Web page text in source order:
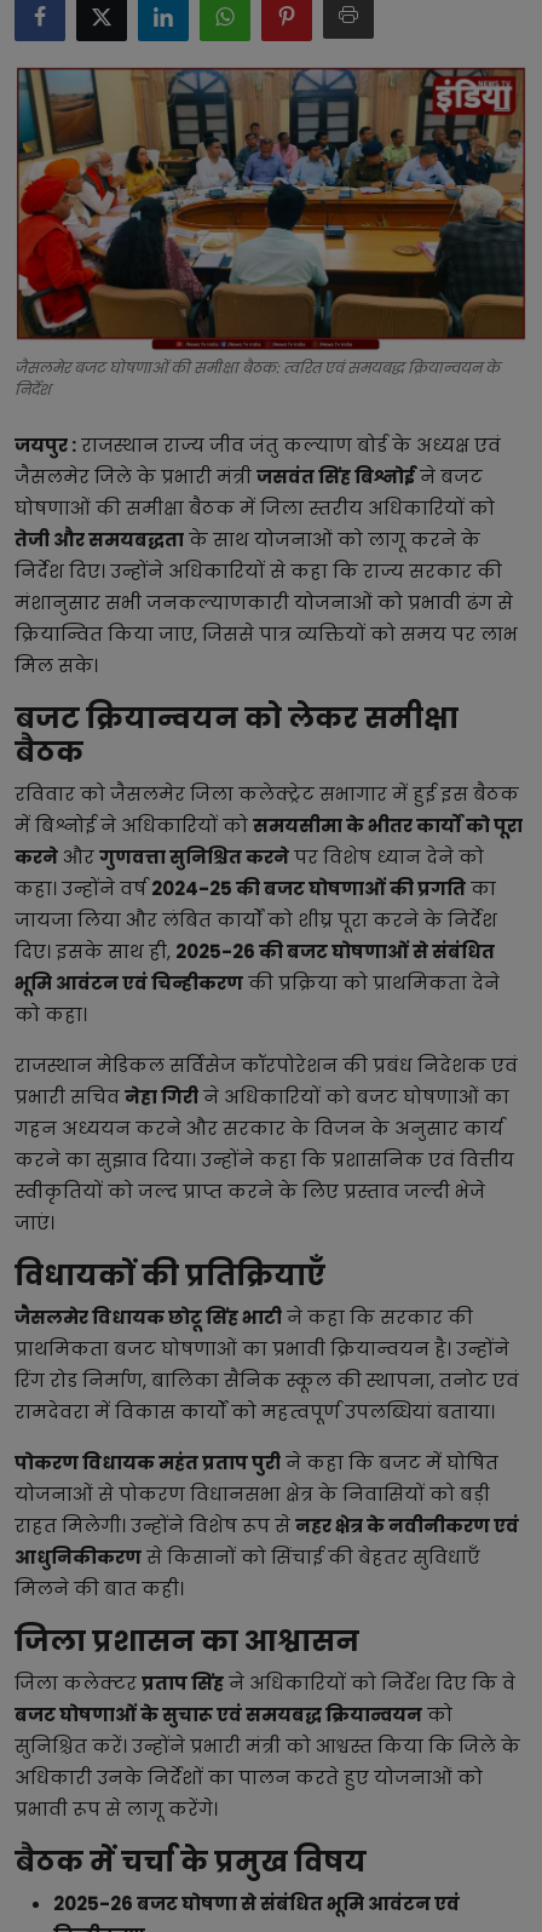
टेक्नोलॉजी
लाइफस्टाइल
बिजनेस
जैसलमेर बजट घोषणाओं की समीक्षा बैठक: त्वरित एवं समयबद्ध क्रियान्वयन के
निर्देश
जयपुर :राजस्थान राज्य जीव जंतु कल्याण बोर्ड के अध्यक्ष एवं
जैसलमेर जिले के प्रभारी मंत्रीजसवंत सिंह बिश्नोईने बजट
घोषणाओं की समीक्षा बैठक में जिला स्तरीय अधिकारियों को
तेजी और समयबद्धताके साथ योजनाओं को लागू करने के
निर्देश दिए। उन्होंने अधिकारियों से कहा कि राज्य सरकार की
मंशानुसार सभी जनकल्याणकारी योजनाओं को प्रभावी ढंग से
क्रियान्वित किया जाए, जिससे पात्र व्यक्तियों को समय पर लाभ
मिल सके।
बजट क्रियान्वयन को लेकर समीक्षा
बैठक
रविवार को जैसलमेर जिला कलेक्ट्रेट सभागार में हुई इस बैठक
में बिश्नोई ने अधिकारियों कोसमयसीमा के भीतर कार्यों को पूरा
करने औरगुणवत्ता सुनिश्चित करनेपर विशेष ध्यान देने को
कहा। उन्होंने वर्ष2024-25 की बजट घोषणाओं की प्रगतिका
जायजा लिया और लंबित कार्यों को शीघ्र पूरा करने के निर्देश
दिए। इसके साथ ही, 2025-26 की बजट घोषणाओं से संबंधित
भूमि आवंटन एवं चिन्हीकरणकी प्रक्रिया को प्राथमिकता देने
को कहा।
राजस्थान मेडिकल सर्विसेज कॉरपोरेशन की प्रबंध निदेशक एवं
प्रभारी सचिवनेहा गिरीने अधिकारियों को बजट घोषणाओं का
गहन अध्ययन करने और सरकार के विजन के अनुसार कार्य
करने का सुझाव दिया। उन्होंने कहा कि प्रशासनिक एवं वित्तीय
स्वीकृतियों को जल्द प्राप्त करने के लिए प्रस्ताव जल्दी भेजे
जाएं।
विधायकों की प्रतिक्रियाएँ
जैसलमेर विधायक छोटू सिंह भाटीने कहा कि सरकार की
प्राथमिकता बजट घोषणाओं का प्रभावी क्रियान्वयन है। उन्होंने
रिंग रोड निर्माण, बालिका सैनिक स्कूल की स्थापना, तनोट एवं
रामदेवरा में विकास कार्यों को महत्वपूर्ण उपलब्धियां बताया।
पोकरण विधायक महंत प्रताप पुरीने कहा कि बजट में घोषित
योजनाओं से पोकरण विधानसभा क्षेत्र के निवासियों को बड़ी
राहत मिलेगी। उन्होंने विशेष रूप सेनहर क्षेत्र के नवीनीकरण एवं
आधुनिकीकरणसे किसानों को सिंचाई की बेहतर सुविधाएँ
मिलने की बात कही।
जिला प्रशासन का आश्वासन
जिला कलेक्टरप्रताप सिंहने अधिकारियों को निर्देश दिए कि वे
बजट घोषणाओं के सुचारू एवं समयबद्ध क्रियान्वयनको
सुनिश्चित करें। उन्होंने प्रभारी मंत्री को आश्वस्त किया कि जिले के
अधिकारी उनके निर्देशों का पालन करते हुए योजनाओं को
प्रभावी रूप से लागू करेंगे।
बैठक में चर्चा के प्रमुख विषय
2025-26 बजट घोषणा से संबंधित भूमि आवंटन एवं